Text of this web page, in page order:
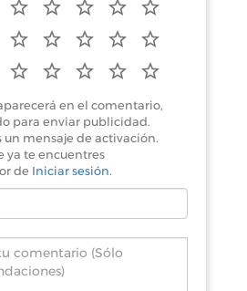
en el comentario,
para enviar publicidad.
un mensaje de activación.
ya te encuentres
de Iniciar sesión.